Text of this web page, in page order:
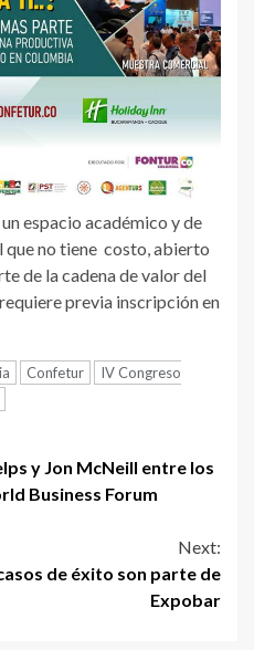
espacio académico y de
no tiene costo, abierto
de la cadena de valor del
previa inscripción en
Confetur
IV Congreso
y Jon McNeill entre los
Business Forum
Next:
de éxito son parte de
Expobar